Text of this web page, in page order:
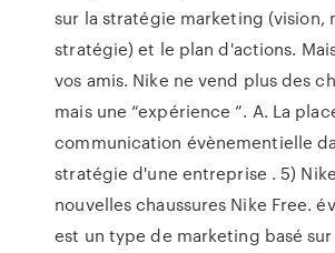
sur la stratégie marketing (vision,
stratégie) et le plan d'actions.
vos amis. Nike ne vend plus des
mais une “expérience ”. A. La
communication évènementielle
stratégie d'une entreprise . 5)
nouvelles chaussures Nike Free.
est un type de marketing basé